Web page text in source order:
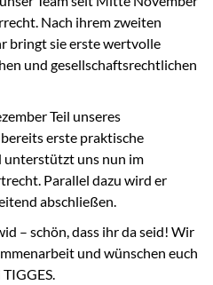
Nach ihrem zweiten
bringt sie erste wertvolle
und gesellschaftsrechtlichen
Teil unseres
erste praktische
unterstützt uns nun im
Parallel dazu wird er
abschließen.
– schön, dass ihr da seid! Wir
und wünschen euch